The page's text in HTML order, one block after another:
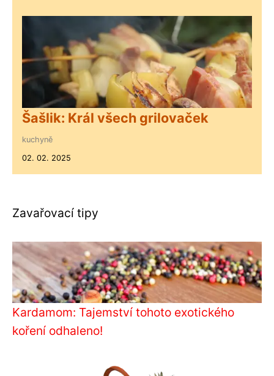
Šašlik: Král všech grilovaček
kuchyně
02. 02. 2025
Zavařovací tipy
Kardamom: Tajemství tohoto exotického
koření odhaleno!